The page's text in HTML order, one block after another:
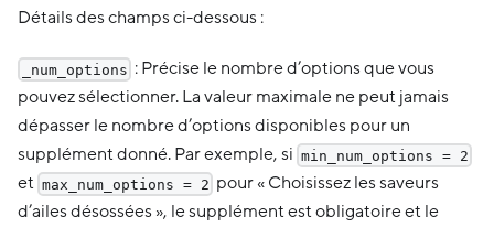
Détails des champs ci-dessous :
_num_options : Précise le nombre d’options que vous
pouvez sélectionner. La valeur maximale ne peut jamais
dépasser le nombre d’options disponibles pour un
supplément donné. Par exemple, si min_num_options = 2
et max_num_options = 2 pour « Choisissez les saveurs
d’ailes désossées », le supplément est obligatoire et le